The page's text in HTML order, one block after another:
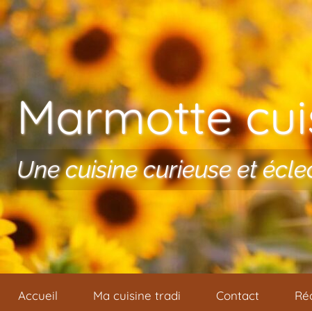
Aller au contenu
Marmotte
Une cuisine curieuse et
Accueil Ma cuisine tradi Contact